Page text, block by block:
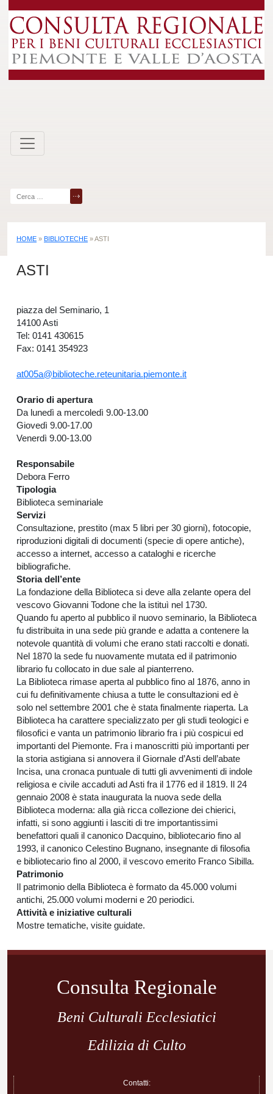
to
content
per:
HOME » BIBLIOTECHE »ASTI
ASTI
piazza del Seminario, 1
14100 Asti
Tel: 0141 430615
Fax: 0141 354923
at005a@biblioteche.reteunitaria.piemonte.it
Orario di apertura
Da lunedì a mercoledì 9.00-13.00
Giovedì 9.00-17.00
Venerdì 9.00-13.00
Responsabile
Debora Ferro
Tipologia
Biblioteca seminariale
Servizi
Consultazione, prestito (max 5 libri per 30 giorni), fotocopie,
riproduzioni digitali di documenti (specie di opere antiche),
accesso a internet, accesso a cataloghi e ricerche
bibliografiche.
Storia dell’ente
La fondazione della Biblioteca si deve alla zelante opera del
vescovo Giovanni Todone che la istituì nel 1730.
Quando fu aperto al pubblico il nuovo seminario, la Biblioteca
fu distribuita in una sede più grande e adatta a contenere la
notevole quantità di volumi che erano stati raccolti e donati.
Nel 1870 la sede fu nuovamente mutata ed il patrimonio
librario fu collocato in due sale al pianterreno.
La Biblioteca rimase aperta al pubblico fino al 1876, anno in
cui fu definitivamente chiusa a tutte le consultazioni ed è
solo nel settembre 2001 che è stata finalmente riaperta. La
Biblioteca ha carattere specializzato per gli studi teologici e
filosofici e vanta un patrimonio librario fra i più cospicui ed
importanti del Piemonte. Fra i manoscritti più importanti per
la storia astigiana si annovera il Giornale d’Asti dell’abate
Incisa, una cronaca puntuale di tutti gli avvenimenti di indole
religiosa e civile accaduti ad Asti fra il 1776 ed il 1819. Il 24
gennaio 2008 è stata inaugurata la nuova sede della
Biblioteca moderna: alla già ricca collezione dei chierici,
infatti, si sono aggiunti i lasciti di tre importantissimi
benefattori quali il canonico Dacquino, bibliotecario fino al
1993, il canonico Celestino Bugnano, insegnante di filosofia
e bibliotecario fino al 2000, il vescovo emerito Franco Sibilla.
Patrimonio
Il patrimonio della Biblioteca è formato da 45.000 volumi
antichi, 25.000 volumi moderni e 20 periodici.
Attività e iniziative culturali
Mostre tematiche, visite guidate.
Navigazione
Consulta Regionale
Beni Culturali Ecclesiatici
Edilizia di Culto
Contatti: